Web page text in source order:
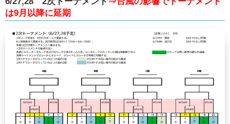
は9月以降に延期